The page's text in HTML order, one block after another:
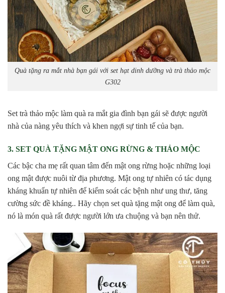
Quà tặng ra mắt nhà bạn gái với set hạt dinh dưỡng và trà thảo mộc
G302
Set trà thảo mộc làm quà ra mắt gia đình bạn gái sẽ được người
nhà của nàng yêu thích và khen ngợi sự tinh tế của bạn.
3. SET QUÀ TẶNG MẬT ONG RỪNG & THẢO MỘC
Các bậc cha mẹ rất quan tâm đến mật ong rừng hoặc những loại
ong mật được nuôi từ địa phương. Mật ong tự nhiên có tác dụng
kháng khuẩn tự nhiên để kiểm soát các bệnh như ung thư, tăng
cường sức đề kháng.. Hãy chọn set quà tặng mật ong để làm quà,
nó là món quà rất được người lớn ưa chuộng và bạn nên thử.